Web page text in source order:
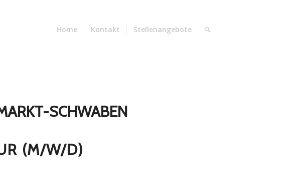
Home Kontakt Stellenangebote
SCHWABEN
(M/W/D)